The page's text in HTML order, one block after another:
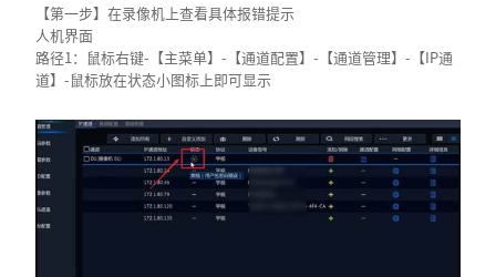
【第一步】在录像机上查看具体报错提示
人机界面
路径1：鼠标右键-【主菜单】-【通道配置】-【通道管理】-【IP通
道】-鼠标放在状态小图标上即可显示